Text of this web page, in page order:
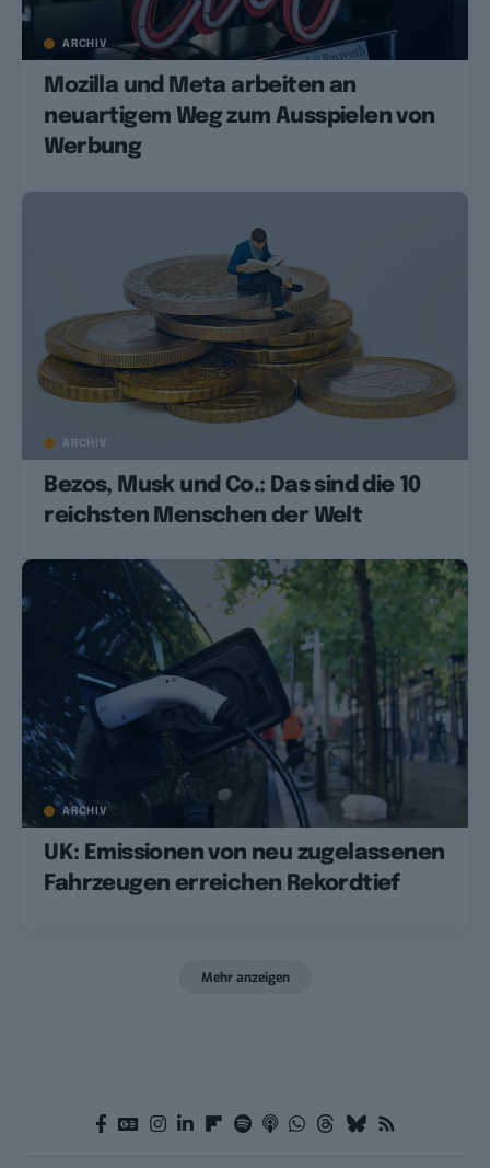
ARCHIV
Mozilla und Meta arbeiten an
neuartigem Weg zum Ausspielen von
Werbung
ARCHIV
Bezos, Musk und Co.: Das sind die 10
reichsten Menschen der Welt
ARCHIV
UK: Emissionen von neu zugelassenen
Fahrzeugen erreichen Rekordtief
Mehr anzeigen